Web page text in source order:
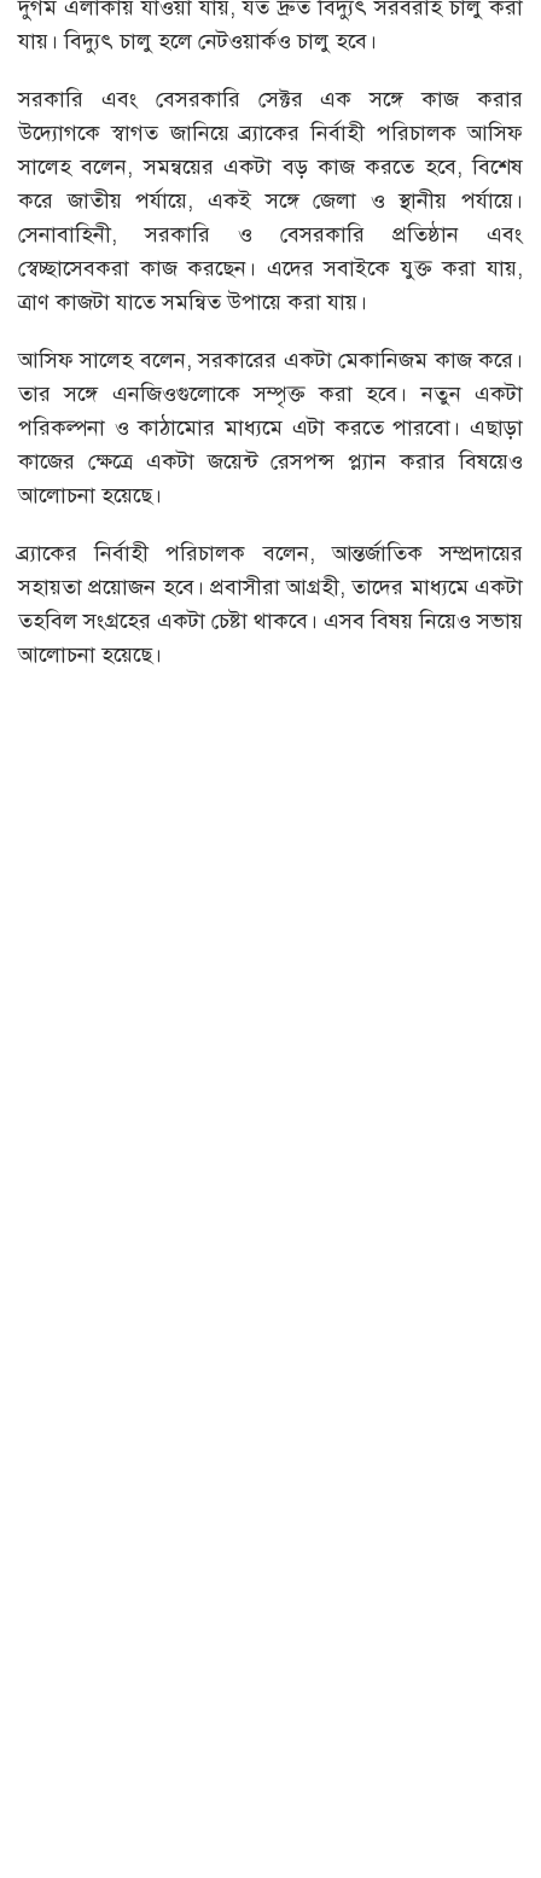
দুর্গম এলাকায় যাওয়া যায়, যত দ্রুত বিদ্যুৎ সরবরাহ চালু করা
যায়। বিদ্যুৎ চালু হলে নেটওয়ার্কও চালু হবে।
সরকারি এবং বেসরকারি সেক্টর এক সঙ্গে কাজ করার
উদ্যোগকে স্বাগত জানিয়ে ব্র্যাকের নির্বাহী পরিচালক আসিফ
সালেহ বলেন, সমন্বয়ের একটা বড় কাজ করতে হবে, বিশেষ
করে জাতীয় পর্যায়ে, একই সঙ্গে জেলা ও স্থানীয় পর্যায়ে।
সেনাবাহিনী, সরকারি ও বেসরকারি প্রতিষ্ঠান এবং
স্বেচ্ছাসেবকরা কাজ করছেন। এদের সবাইকে যুক্ত করা যায়,
ত্রাণ কাজটা যাতে সমন্বিত উপায়ে করা যায়।
আসিফ সালেহ বলেন, সরকারের একটা মেকানিজম কাজ করে।
তার সঙ্গে এনজিওগুলোকে সম্পৃক্ত করা হবে। নতুন একটা
পরিকল্পনা ও কাঠামোর মাধ্যমে এটা করতে পারবো। এছাড়া
কাজের ক্ষেত্রে একটা জয়েন্ট রেসপন্স প্ল্যান করার বিষয়েও
আলোচনা হয়েছে।
ব্র্যাকের নির্বাহী পরিচালক বলেন, আন্তর্জাতিক সম্প্রদায়ের
সহায়তা প্রয়োজন হবে। প্রবাসীরা আগ্রহী, তাদের মাধ্যমে একটা
তহবিল সংগ্রহের একটা চেষ্টা থাকবে। এসব বিষয় নিয়েও সভায়
আলোচনা হয়েছে।